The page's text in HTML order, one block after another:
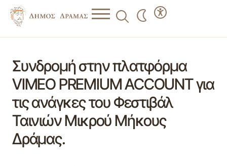
Συνδρομή στην πλατφόρμα
VIMEO PREMIUM ACCOUNT για
τις ανάγκες του Φεστιβάλ
Ταινιών Μικρού Μήκους
Δράμας.